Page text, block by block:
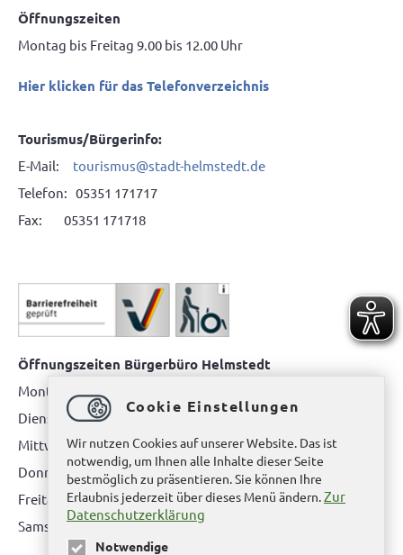
Öffnungszeiten
Montag bis Freitag 9.00 bis 12.00 Uhr
Hier klicken für das Telefonverzeichnis
Tourismus/Bürgerinfo:
E-Mail: tourismus@stadt-helmstedt.de
Telefon: 05351 171717
Fax: 05351 171718
Öffnungszeiten Bürgerbüro Helmstedt
Montag: 08.00 bis 12.00 Uhr
Dienstag: 08.00 bis 12.00 Uhr & 15.00 Uhr bis 17.00 Uhr
Mittwoch: nur nach Terminvereinbarung
Donnerstag: 08.00 bis 12.00 Uhr & 14.00 Uhr bis 16.00 Uhr
Freitag: nur nach Terminvereinbarung
Samstag:bitte hier klicken
Cookie Einstellungen
Wir nutzen Cookies auf unserer Website. Das ist
notwendig, um Ihnen alle Inhalte dieser Seite
bestmöglich zu präsentieren. Sie können Ihre
Erlaubnis jederzeit über dieses Menü ändern.Zur
Datenschutzerklärung
Notwendige